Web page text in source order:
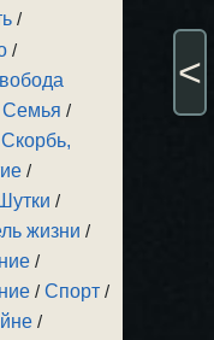
/
/
Семья /
Скорбь,
/
/
жизни /
/
/Спорт /
/
<